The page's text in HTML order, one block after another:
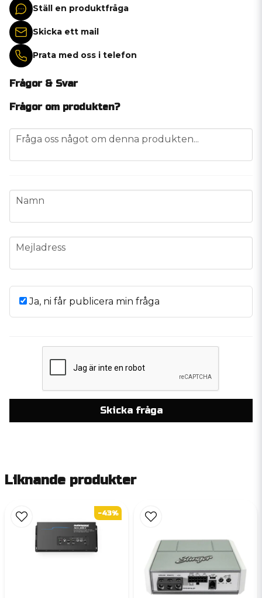
Ställ en produktfråga
Skicka ett mail
Prata med oss i telefon
Frågor & Svar
Frågor om produkten?
question
Fråga oss något om denna produkten...
name
Namn
email
Mejladress
Ja, ni får publicera min fråga
Skicka fråga
Liknande produkter
-43%